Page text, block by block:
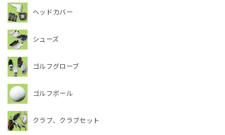
ヘッドカバー
シューズ
ゴルフグローブ
ゴルフボール
クラブ、クラブセット